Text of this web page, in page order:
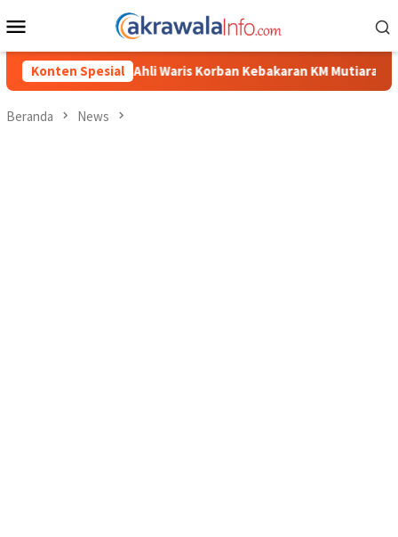
ke
Mobile
Konten Spesial
Korban Kebakaran KM Mutiara Sentosa II Dirut Jasa
Beranda News